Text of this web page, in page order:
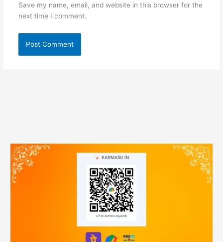
Save my name, email, and website in this browser for the
next time I comment.